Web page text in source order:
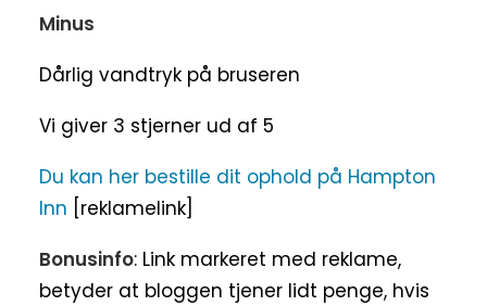
Minus
Dårlig vandtryk på bruseren
Vi giver 3 stjerner ud af 5
Du kan her bestille dit ophold på Hampton
Inn [reklamelink]
Bonusinfo: Link markeret med reklame,
betyder at bloggen tjener lidt penge, hvis